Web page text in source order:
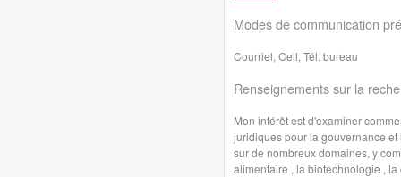
Modes de communication
Courriel, Cell, Tél. bureau
Renseignements sur la
Mon intérêt est d'examiner
juridiques pour la gouvernance
sur de nombreux domaines, y
alimentaire , la biotechnologie ,